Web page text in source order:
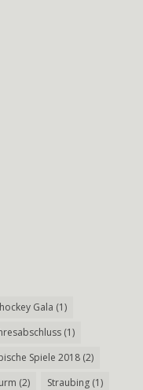
Gala (1)
(1)
Spiele 2018 (2)
(2) Straubing (1)